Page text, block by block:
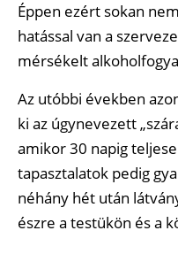
Éppen ezért sokan
hatással van a
mérsékelt
Az utóbbi években
ki az úgynevezett
amikor 30 napig
tapasztalatok pedig
néhány hét után
észre a testükön és a